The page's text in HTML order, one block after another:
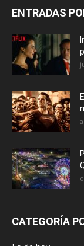
ENTRADAS
CATEGORÍA